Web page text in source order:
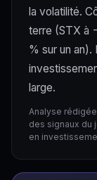
la volatilité.
terre (STX à
% sur un
large.
Analyse
des signaux du
en